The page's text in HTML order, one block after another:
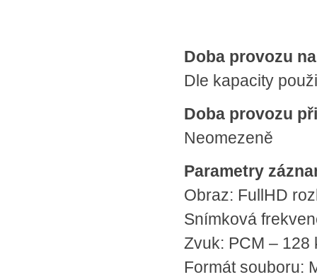
Doba provozu
Dle kapacity
Doba provozu
Neomezeně
Parametry
Obraz: FullHD
Snímková
Zvuk: PCM – 128
Formát souboru: